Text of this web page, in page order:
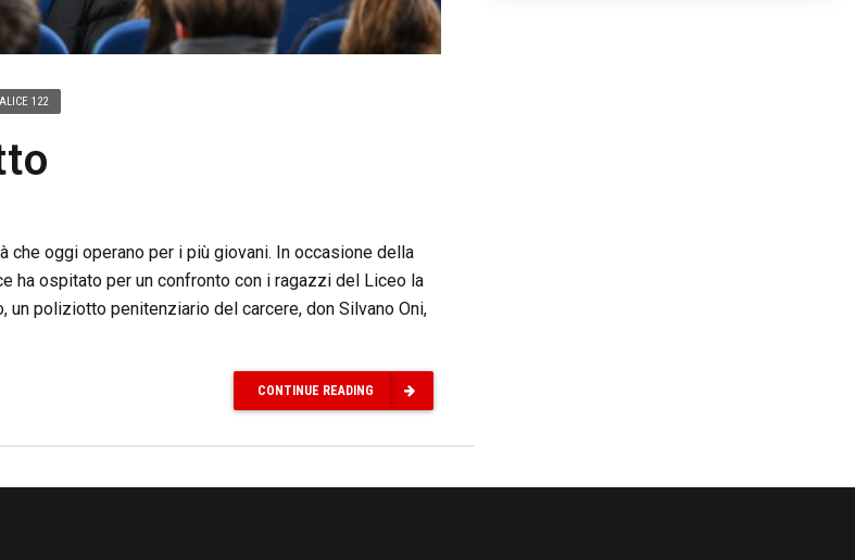
122
oggi operano per i più giovani. In occasione della
ha ospitato per un confronto con i ragazzi del Liceo la
poliziotto penitenziario del carcere, don Silvano Oni,
CONTINUE READING